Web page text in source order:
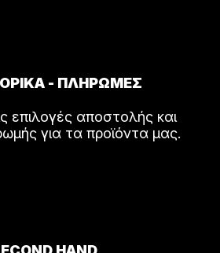
- ΠΛΗΡΩΜΕΣ
επιλογές αποστολής και
για τα προϊόντα μας.